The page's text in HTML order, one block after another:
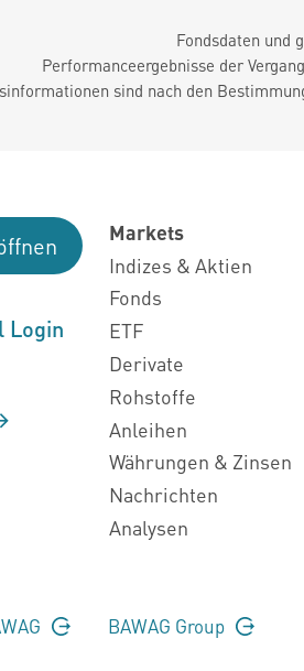
Fondsdaten und
Performanceergebnisse der
sind nach den
Login
Markets
Indizes & Aktien
Fonds
ETF
Derivate
Rohstoffe
Anleihen
Währungen & Zinsen
Nachrichten
Analysen
BAWAG Group